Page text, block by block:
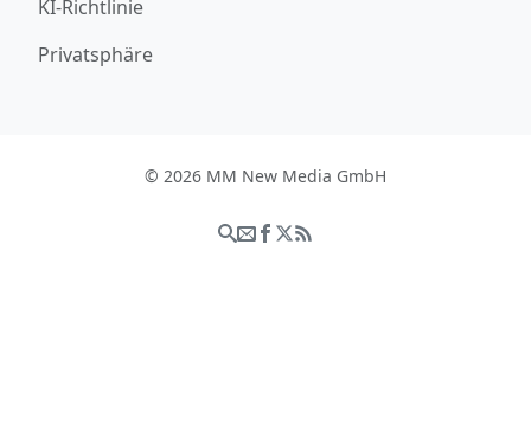
KI-Richtlinie
Privatsphäre
© 2026 MM New Media GmbH